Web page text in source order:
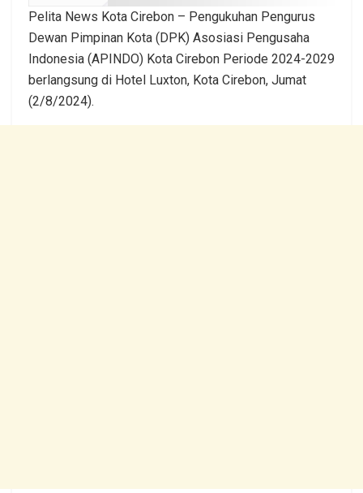
Pelita News Kota Cirebon – Pengukuhan Pengurus
Dewan Pimpinan Kota (DPK) Asosiasi Pengusaha
Indonesia (APINDO) Kota Cirebon Periode 2024-2029
berlangsung di Hotel Luxton, Kota Cirebon, Jumat
(2/8/2024).